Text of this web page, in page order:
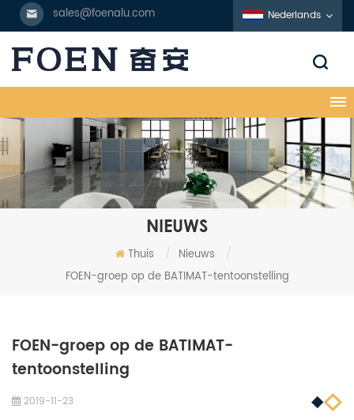
sales@foenalu.com Nederlands
NIEUWS
Thuis / Nieuws
/
FOEN-groep op de BATIMAT-tentoonstelling
FOEN-groep op de BATIMAT-
tentoonstelling
2019-11-23